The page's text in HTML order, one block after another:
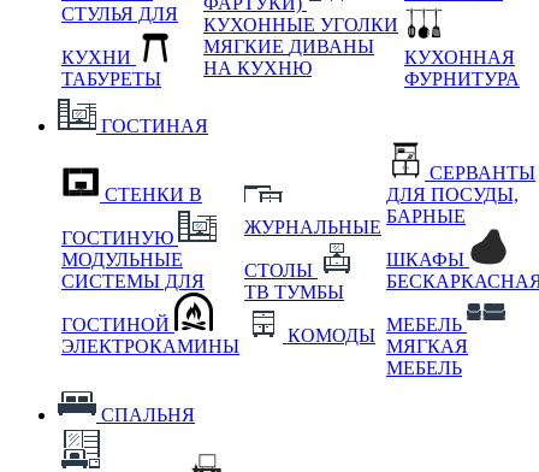
СТУЛЬЯ ДЛЯ
КУХНИ
ТАБУРЕТЫ
КУХОННЫЕ УГОЛКИ
МЯГКИЕ ДИВАНЫ
НА КУХНЮ
КУХОННАЯ
ФУРНИТУРА
ГОСТИНАЯ
СТЕНКИ В
ГОСТИНУЮ
МОДУЛЬНЫЕ
СИСТЕМЫ ДЛЯ
ГОСТИНОЙ
ЭЛЕКТРОКАМИНЫ
ЖУРНАЛЬНЫЕ
СТОЛЫ
ТВ ТУМБЫ
КОМОДЫ
СЕРВАНТЫ
ДЛЯ ПОСУДЫ,
БАРНЫЕ
ШКАФЫ
МЕБЕЛЬ
МЯГКАЯ
МЕБЕЛЬ
СПАЛЬНЯ